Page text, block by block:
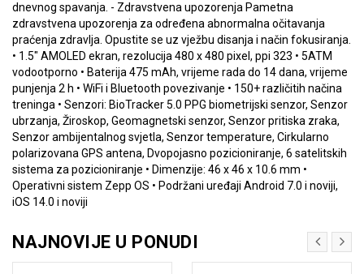
dnevnog spavanja. - Zdravstvena upozorenja Pametna
zdravstvena upozorenja za određena abnormalna očitavanja
praćenja zdravlja. Opustite se uz vježbu disanja i način fokusiranja.
• 1.5" AMOLED ekran, rezolucija 480 x 480 pixel, ppi 323 • 5ATM
vodootporno • Baterija 475 mAh, vrijeme rada do 14 dana, vrijeme
punjenja 2 h • WiFi i Bluetooth povezivanje • 150+ različitih načina
treninga • Senzori: BioTracker 5.0 PPG biometrijski senzor, Senzor
ubrzanja, Žiroskop, Geomagnetski senzor, Senzor pritiska zraka,
Senzor ambijentalnog svjetla, Senzor temperature, Cirkularno
polarizovana GPS antena, Dvopojasno pozicioniranje, 6 satelitskih
sistema za pozicioniranje • Dimenzije: 46 x 46 x 10.6 mm •
Operativni sistem Zepp OS • Podržani uređaji Android 7.0 i noviji,
iOS 14.0 i noviji
NAJNOVIJE U PONUDI